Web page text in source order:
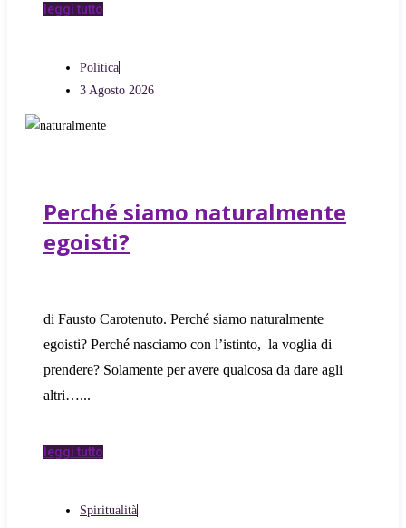
leggi tutto
Politica
3 Agosto 2026
Perché siamo naturalmente
egoisti?
di Fausto Carotenuto. Perché siamo naturalmente
egoisti? Perché nasciamo con l’istinto, la voglia di
prendere? Solamente per avere qualcosa da dare agli
altri…
leggi tutto
Spiritualità